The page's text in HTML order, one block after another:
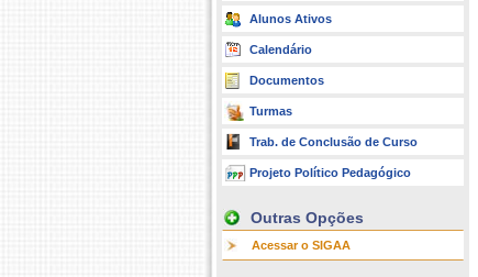
Alunos Ativos
Calendário
Documentos
Turmas
Trab. de Conclusão de Curso
Projeto Político Pedagógico
Outras Opções
Acessar o SIGAA